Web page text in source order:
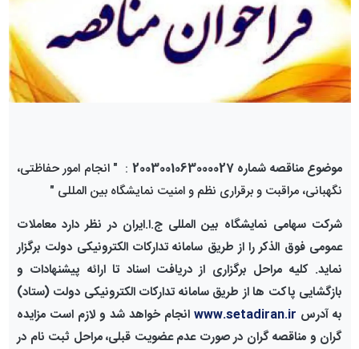
موضوع مناقصه شماره 2003001063000027 : "انجام امور حفاظتی،
نگهبانی، مراقبت و برقراری نظم و امنیت نمایشگاه بین المللی "
شرکت سهامی نمایشگاه بین المللی ج.ا.ایران در نظر دارد معاملات
عمومی فوق الذکر را از طریق سامانه تدارکات الکترونیکی دولت برگزار
نماید. کلیه مراحل برگزاری از دریافت اسناد تا ارائه پیشنهادات و
بازگشایی پاکت ها از طریق سامانه تدارکات الکترونیکی دولت (ستاد)
به آدرس www.setadiran.ir انجام خواهد شد و لازم است مزایده
گران و مناقصه گران در صورت عدم عضویت قبلی، مراحل ثبت نام در